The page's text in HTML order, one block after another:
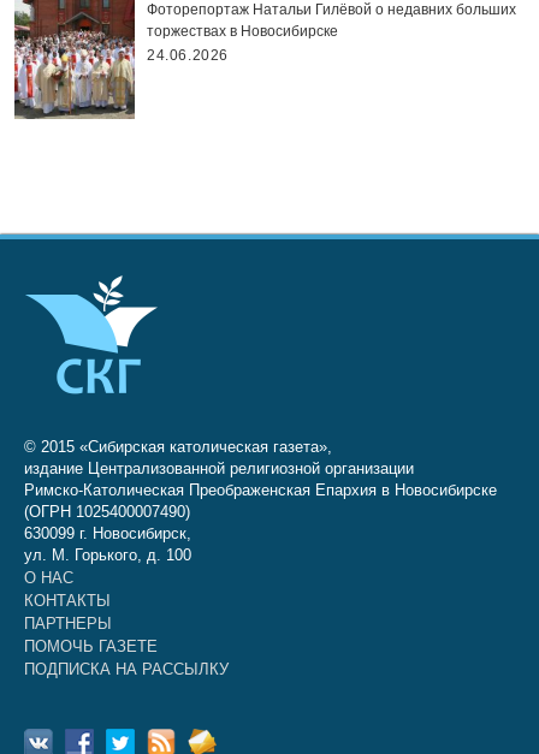
Фоторепортаж Натальи Гилёвой о недавних больших
торжествах в Новосибирске
24.06.2026
© 2015 «Сибирская католическая газета»,
издание Централизованной религиозной организации
Римско-Католическая Преображенская Епархия в Новосибирске
(ОГРН 1025400007490)
630099 г. Новосибирск,
ул. М. Горького, д. 100
О НАС
КОНТАКТЫ
ПАРТНЕРЫ
ПОМОЧЬ ГАЗЕТЕ
ПОДПИСКА НА РАССЫЛКУ